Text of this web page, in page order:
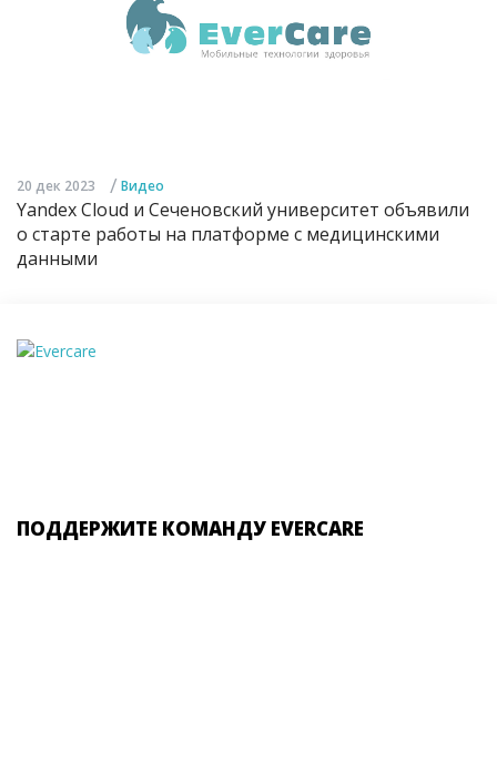
20 дек 2023 / Видео
Yandex Cloud и Сеченовский университет объявили
о старте работы на платформе с медицинскими
данными
ПОДДЕРЖИТЕ КОМАНДУ EVERCARE